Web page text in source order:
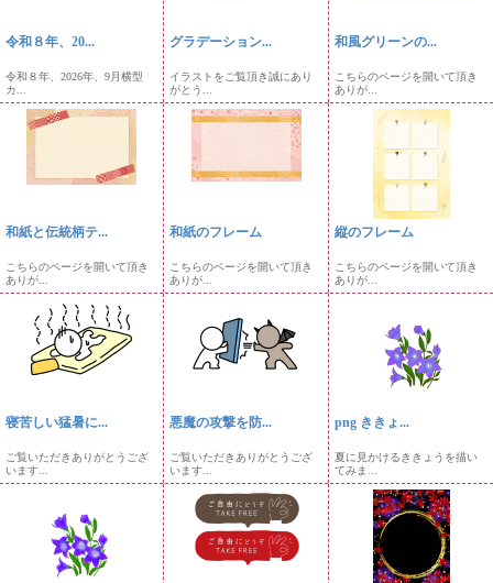
令和８年、20...
令和８年、2026年、9月横型
カ...
グラデーション...
イラストをご覧頂き誠にあり
がとう...
和風グリーンの...
こちらのページを開いて頂き
ありが...
和紙と伝統柄テ...
こちらのページを開いて頂き
ありが...
和紙のフレーム
こちらのページを開いて頂き
ありが...
縦のフレーム
こちらのページを開いて頂き
ありが...
寝苦しい猛暑に...
ご覧いただきありがとうござ
います...
悪魔の攻撃を防...
ご覧いただきありがとうござ
います...
png ききょ...
夏に見かけるききょうを描い
てみま...